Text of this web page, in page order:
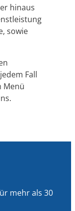
hinaus
sowie
Fall
Menü
mehr als 30